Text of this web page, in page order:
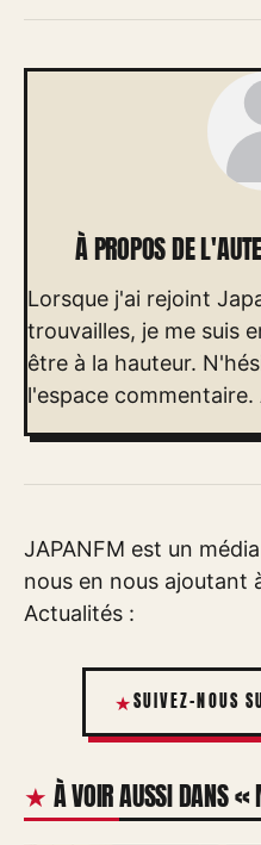
À PROPOS DE
Lorsque j'ai rejoint
trouvailles, je me suis
être à la hauteur.
l'espace
JAPANFM est un
nous en nous ajoutant
Actualités :
SUIVEZ-NOUS
À VOIR AUSSI DANS